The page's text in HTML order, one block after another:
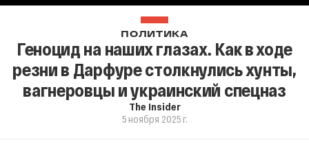
ПОЛИТИКА
Геноцид на наших глазах. Как в ходе
резни в Дарфуре столкнулись хунты,
вагнеровцы и украинский спецназ
The Insider
5 ноября 2025 г.